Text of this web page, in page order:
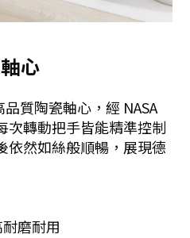
心
質陶瓷軸心，經 NASA
次轉動把手皆能精準控制
依然如絲般順暢，展現德
磨耐用